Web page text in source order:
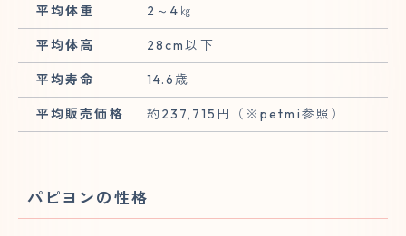
平均体重 2～4㎏
平均体高 28cm以下
平均寿命 14.6歳
平均販売価格 約237,715円（※petmi参照）
パピヨンの性格